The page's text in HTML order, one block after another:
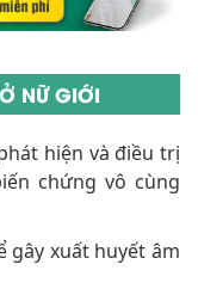
NỮ GIỚI
hiện và điều trị
chứng vô cùng
gây xuất huyết âm